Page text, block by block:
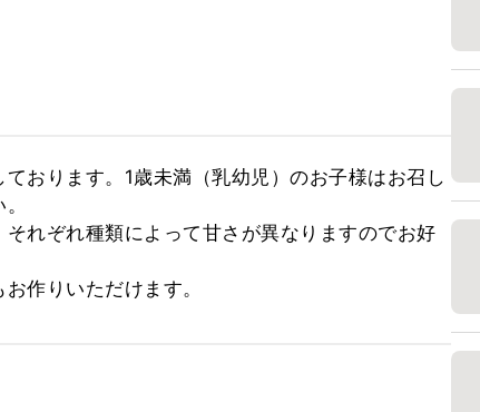
おります。1歳未満（乳幼児）のお子様はお召し
れぞれ種類によって甘さが異なりますのでお好
作りいただけます。